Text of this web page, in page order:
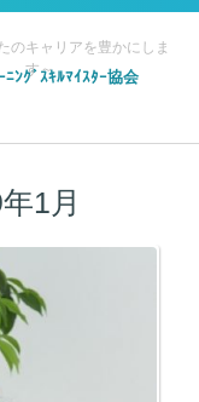
ﾝｸﾞｽｷﾙﾏｲｽﾀｰ協会
のキャリアを豊かにしま
す～
1月